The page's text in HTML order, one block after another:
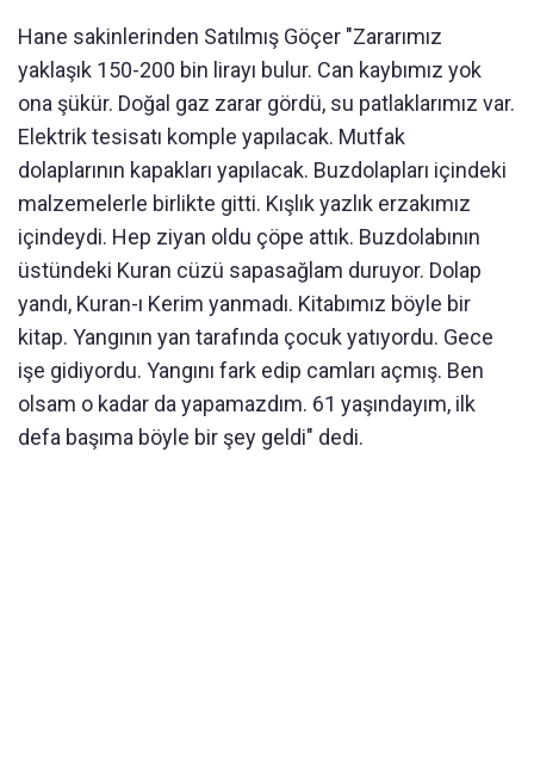
Hane sakinlerinden Satılmış Göçer "Zararımız
yaklaşık 150-200 bin lirayı bulur. Can kaybımız yok
ona şükür. Doğal gaz zarar gördü, su patlaklarımız var.
Elektrik tesisatı komple yapılacak. Mutfak
dolaplarının kapakları yapılacak. Buzdolapları içindeki
malzemelerle birlikte gitti. Kışlık yazlık erzakımız
içindeydi. Hep ziyan oldu çöpe attık. Buzdolabının
üstündeki Kuran cüzü sapasağlam duruyor. Dolap
yandı, Kuran-ı Kerim yanmadı. Kitabımız böyle bir
kitap. Yangının yan tarafında çocuk yatıyordu. Gece
işe gidiyordu. Yangını fark edip camları açmış. Ben
olsam o kadar da yapamazdım. 61 yaşındayım, ilk
defa başıma böyle bir şey geldi" dedi.